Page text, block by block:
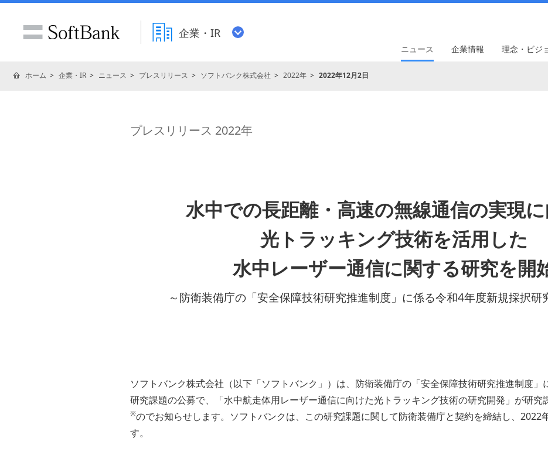
企業・IR
ニュース 企業情報 理念・ビジ
ホーム 企業・IR ニュース プレスリリース ソフトバンク株式会社 2022年 2022年12月2日
プレスリリース 2022年
水中での長距離・高速の無線通信の実現
光トラッキング技術を活用した
水中レーザー通信に関する研究を開
～防衛装備庁の「安全保障技術研究推進制度」に係る令和4年度新規採択研
ソフトバンク株式会社（以下「ソフトバンク」）は、防衛装備庁の「安全保障技術研究推進制度」
研究課題の公募で、「水中航走体用レーザー通信に向けた光トラッキング技術の研究開発」が研究
※のでお知らせします。ソフトバンクは、この研究課題に関して防衛装備庁と契約を締結し、2022
す。